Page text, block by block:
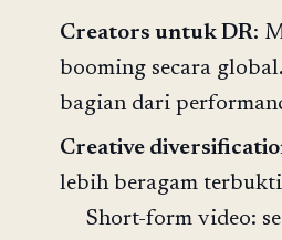
Creators untuk DR:
booming secara
bagian dari
Creative
lebih beragam
Short-form video: